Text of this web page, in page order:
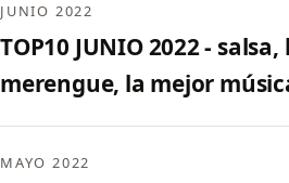
JUNIO 2022
TOP10 JUNIO 2022 -
merengue, la mejor
MAYO 2022